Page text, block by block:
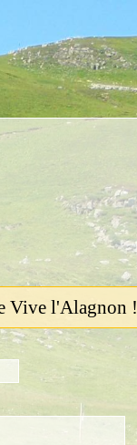
Vive l'Alagnon !